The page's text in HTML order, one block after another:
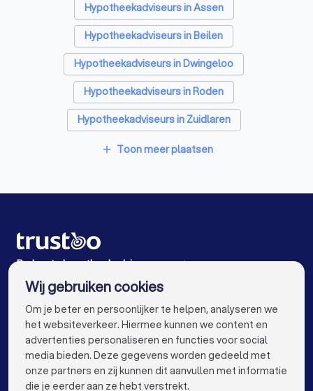
Hypotheekadviseurs in Assen
Hypotheekadviseurs in Beilen
Hypotheekadviseurs in Dwingeloo
Hypotheekadviseurs in Roden
Hypotheekadviseurs in Zuidlaren
Hypotheekadviseurs in Leek
Hypotheekadviseurs in Drachten
Hypotheekadviseurs in Amsterdam
Hypotheekadviseurs in Rotterdam
Hypotheekadviseurs in Den Haag
Hypotheekadviseurs in Utrecht
add Toon meer plaatsen
De beste hypotheekadviseurs voor jou
VOOR PARTICULIEREN keyboard_arrow_down
Wij gebruiken cookies
Om je beter en persoonlijker te helpen, analyseren we
het websiteverkeer. Hiermee kunnen we content en
advertenties personaliseren en functies voor social
media bieden. Deze gegevens worden gedeeld met
onze partners en zij kunnen dit aanvullen met informatie
die je eerder aan ze hebt verstrekt.